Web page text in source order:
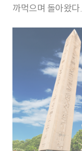
까먹으며 돌아왔다.